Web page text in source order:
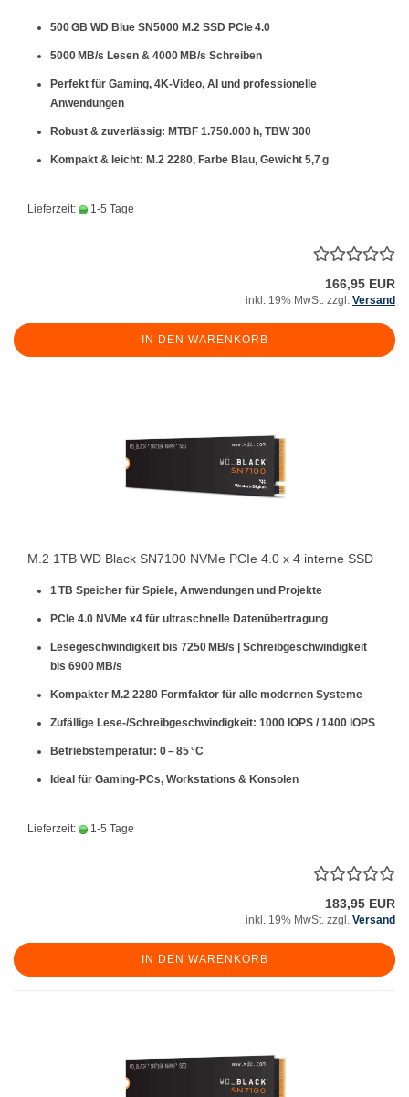
500 GB WD Blue SN5000 M.2 SSD PCIe 4.0
5000 MB/s Lesen & 4000 MB/s Schreiben
Perfekt für Gaming, 4K-Video, AI und professionelle
Anwendungen
Robust & zuverlässig: MTBF 1.750.000 h, TBW 300
Kompakt & leicht: M.2 2280, Farbe Blau, Gewicht 5,7 g
Lieferzeit: 1-5 Tage
166,95 EUR
inkl. 19% MwSt. zzgl. Versand
IN DEN WARENKORB
M.2 1TB WD Black SN7100 NVMe PCIe 4.0 x 4 interne SSD
1 TB Speicher für Spiele, Anwendungen und Projekte
PCIe 4.0 NVMe x4 für ultraschnelle Datenübertragung
Lesegeschwindigkeit bis 7250 MB/s | Schreibgeschwindigkeit
bis 6900 MB/s
Kompakter M.2 2280 Formfaktor für alle modernen Systeme
Zufällige Lese-/Schreibgeschwindigkeit: 1000 IOPS / 1400 IOPS
Betriebstemperatur: 0 – 85 °C
Ideal für Gaming-PCs, Workstations & Konsolen
Lieferzeit: 1-5 Tage
183,95 EUR
inkl. 19% MwSt. zzgl. Versand
IN DEN WARENKORB